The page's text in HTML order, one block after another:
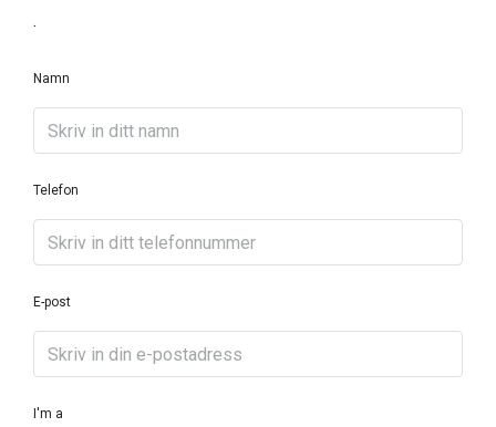
Namn
Telefon
E-post
I'm a